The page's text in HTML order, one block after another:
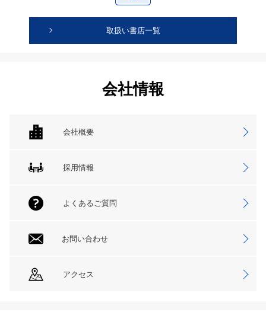
取扱い書店一覧
会社情報
会社概要
採用情報
よくあるご質問
お問い合わせ
アクセス